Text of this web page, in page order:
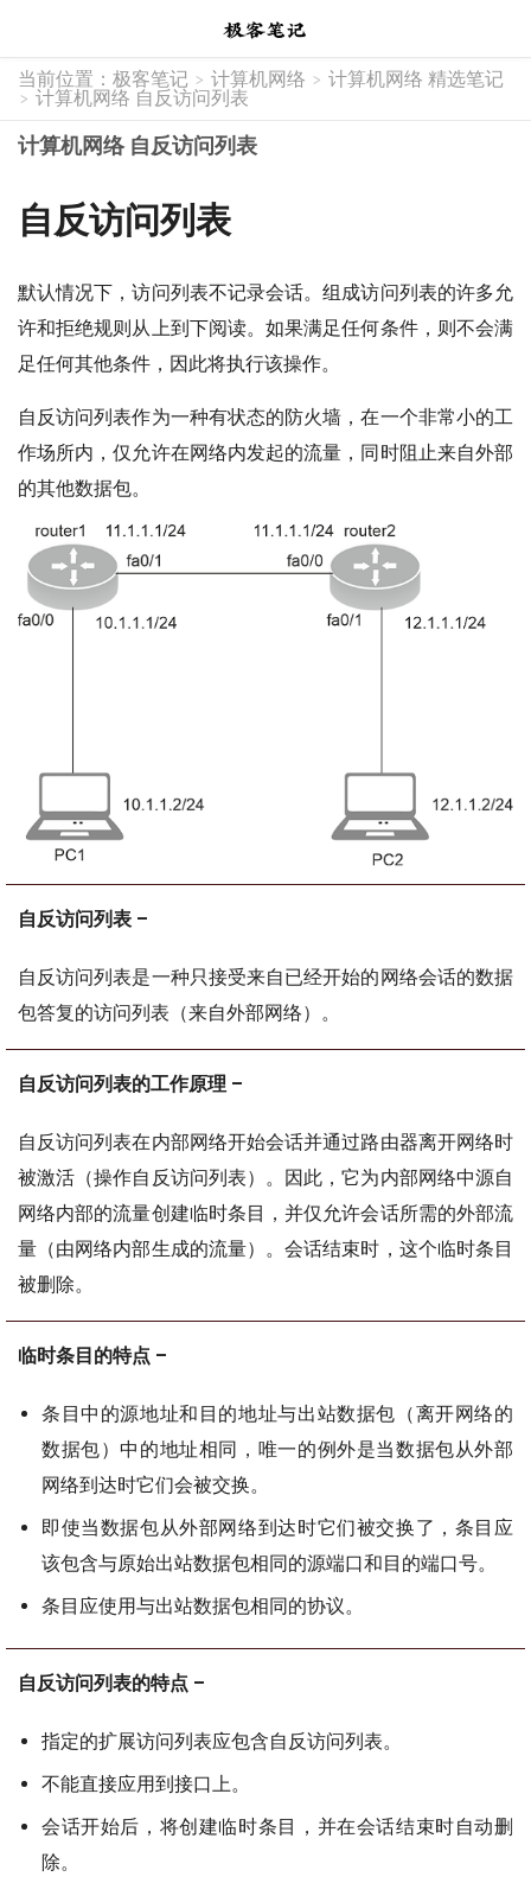
当前位置： 极客笔记 > 计算机网络 > 计算机网络 精选笔记
> 计算机网络 自反访问列表
计算机网络 自反访问列表
自反访问列表
默认情况下，访问列表不记录会话。组成访问列表的许多允
许和拒绝规则从上到下阅读。如果满足任何条件，则不会满
足任何其他条件，因此将执行该操作。
自反访问列表作为一种有状态的防火墙，在一个非常小的工
作场所内，仅允许在网络内发起的流量，同时阻止来自外部
的其他数据包。
自反访问列表 –
自反访问列表是一种只接受来自已经开始的网络会话的数据
包答复的访问列表（来自外部网络）。
自反访问列表的工作原理 –
自反访问列表在内部网络开始会话并通过路由器离开网络时
被激活（操作自反访问列表）。因此，它为内部网络中源自
网络内部的流量创建临时条目，并仅允许会话所需的外部流
量（由网络内部生成的流量）。会话结束时，这个临时条目
被删除。
临时条目的特点 –
条目中的源地址和目的地址与出站数据包（离开网络的
数据包）中的地址相同，唯一的例外是当数据包从外部
网络到达时它们会被交换。
即使当数据包从外部网络到达时它们被交换了，条目应
该包含与原始出站数据包相同的源端口和目的端口号。
条目应使用与出站数据包相同的协议。
自反访问列表的特点 –
指定的扩展访问列表应包含自反访问列表。
不能直接应用到接口上。
会话开始后，将创建临时条目，并在会话结束时自动删
除。